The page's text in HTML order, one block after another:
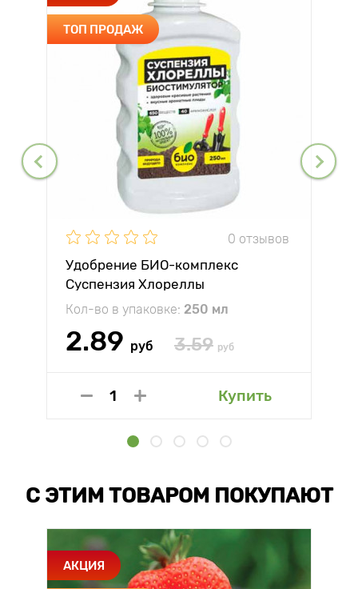
ТОП ПРОДАЖ
0 отзывов
Удобрение БИО-комплекс
Суспензия Хлореллы
Кол-во в упаковке: 250 мл
2.89 руб 3.59 руб
Купить
С ЭТИМ ТОВАРОМ ПОКУПАЮТ
АКЦИЯ